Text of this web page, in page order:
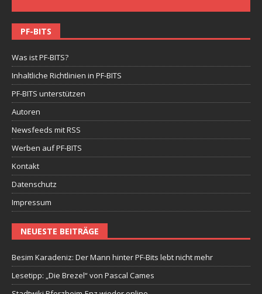
PF-BITS
Was ist PF-BITS?
Inhaltliche Richtlinien in PF-BITS
PF-BITS unterstützen
Autoren
Newsfeeds mit RSS
Werben auf PF-BITS
Kontakt
Datenschutz
Impressum
NEUESTE BEITRÄGE
Besim Karadeniz: Der Mann hinter PF-Bits lebt nicht mehr
Lesetipp: „Die Brezel“ von Pascal Cames